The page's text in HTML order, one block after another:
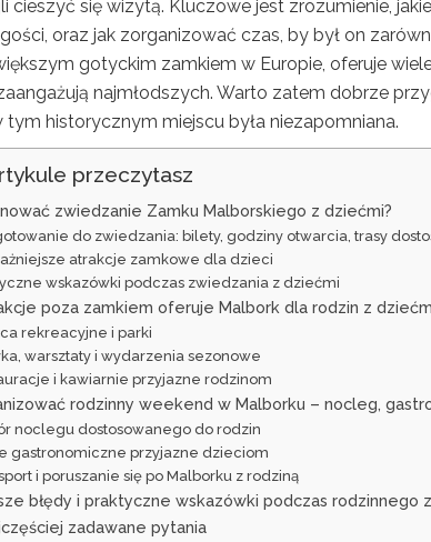
cieszyć się wizytą. Kluczowe jest zrozumienie,
oraz jak zorganizować czas, by był on
gotyckim zamkiem w Europie, oferuje
najmłodszych. Warto zatem dobrze
tym historycznym miejscu była niezapomniana.
przeczytasz
zwiedzanie Zamku Malborskiego z dziećmi?
do zwiedzania: bilety, godziny otwarcia, trasy
atrakcje zamkowe dla dzieci
wskazówki podczas zwiedzania z dziećmi
poza zamkiem oferuje Malbork dla rodzin z
rekreacyjne i parki
warsztaty i wydarzenia sezonowe
i kawiarnie przyjazne rodzinom
rodzinny weekend w Malborku – nocleg,
noclegu dostosowanego do rodzin
gastronomiczne przyjazne dzieciom
i poruszanie się po Malborku z rodziną
błędy i praktyczne wskazówki podczas rodzinnego
zadawane pytania